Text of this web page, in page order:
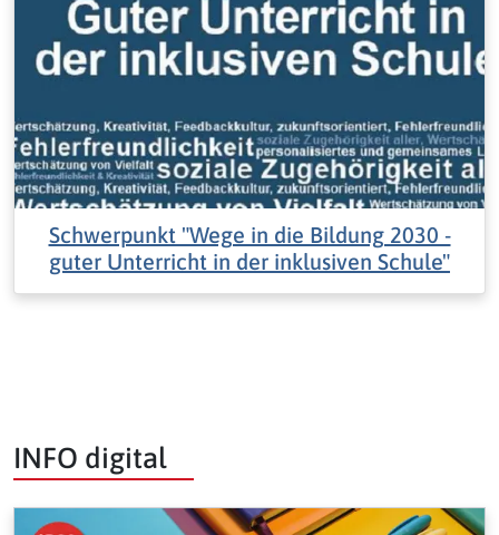
Schwerpunkt "Wege in die Bildung 2030 -
guter Unterricht in der inklusiven Schule"
INFO digital